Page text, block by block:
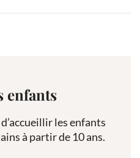
enfants
les enfants
à partir de 10 ans.